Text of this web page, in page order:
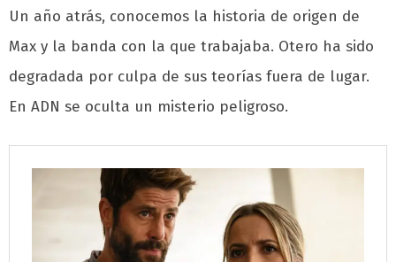
Un año atrás, conocemos la historia de origen de
Max y la banda con la que trabajaba. Otero ha sido
degradada por culpa de sus teorías fuera de lugar.
En ADN se oculta un misterio peligroso.